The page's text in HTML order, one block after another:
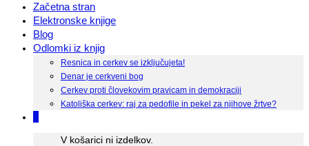
Začetna stran
Elektronske knjige
Blog
Odlomki iz knjig
Resnica in cerkev se izključujeta!
Denar je cerkveni bog
Cerkev proti človekovim pravicam in demokraciji
Katoliška cerkev: raj za pedofile in pekel za njihove žrtve?
V košarici ni izdelkov.